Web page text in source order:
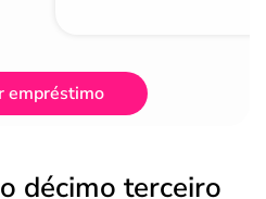
empréstimo
décimo terceiro